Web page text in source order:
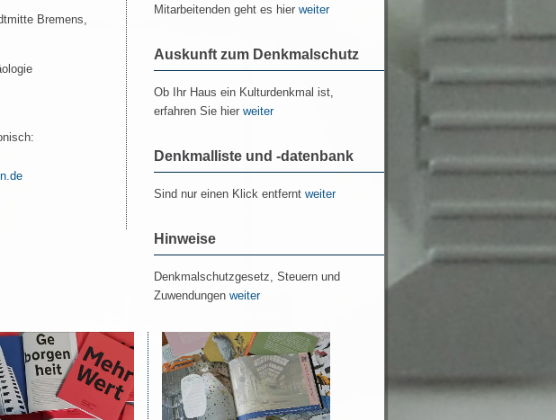
Bremens,
Mitarbeitenden geht es hier weiter
Auskunft zum Denkmalschutz
Ob Ihr Haus ein Kulturdenkmal ist,
erfahren Sie hier weiter
Denkmalliste und -datenbank
Sind nur einen Klick entfernt weiter
Hinweise
Denkmalschutzgesetz, Steuern und
Zuwendungen weiter